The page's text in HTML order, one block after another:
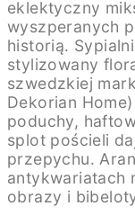
eklektyczny
wyszperanych
historią.
stylizowany
szwedzkiej
Dekorian
poduchy,
splot pościeli
przepychu.
antykwariatach
obrazy i